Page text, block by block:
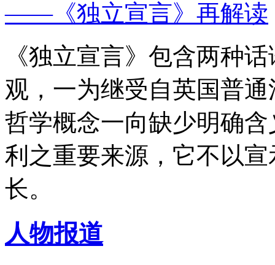
——《独立宣言》再解读
《独立宣言》包含两种
观，一为继受自英国普
哲学概念一向缺少明确
利之重要来源，它不以
长。
人物报道